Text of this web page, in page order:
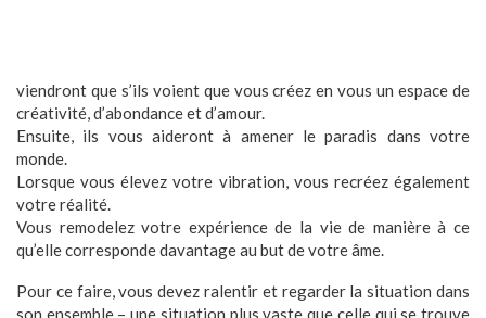
viendront que s’ils voient que vous créez en vous un espace de
créativité, d’abondance et d’amour.
Ensuite, ils vous aideront à amener le paradis dans votre
monde.
Lorsque vous élevez votre vibration, vous recréez également
votre réalité.
Vous remodelez votre expérience de la vie de manière à ce
qu’elle corresponde davantage au but de votre âme.
Pour ce faire, vous devez ralentir et regarder la situation dans